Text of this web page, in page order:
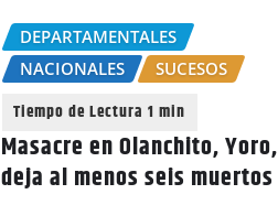
DEPARTAMENTALES
NACIONALES
SUCESOS
Masacre en Olanchito, Yoro,
deja al menos seis muertos